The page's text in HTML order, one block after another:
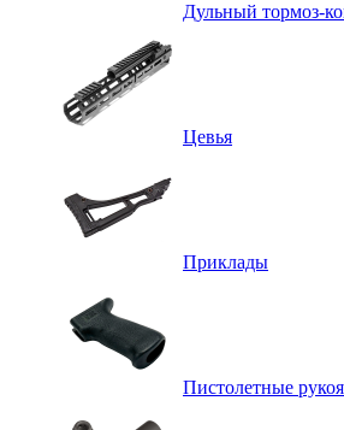
Дульный тормоз-
Цевья
Приклады
Пистолетные